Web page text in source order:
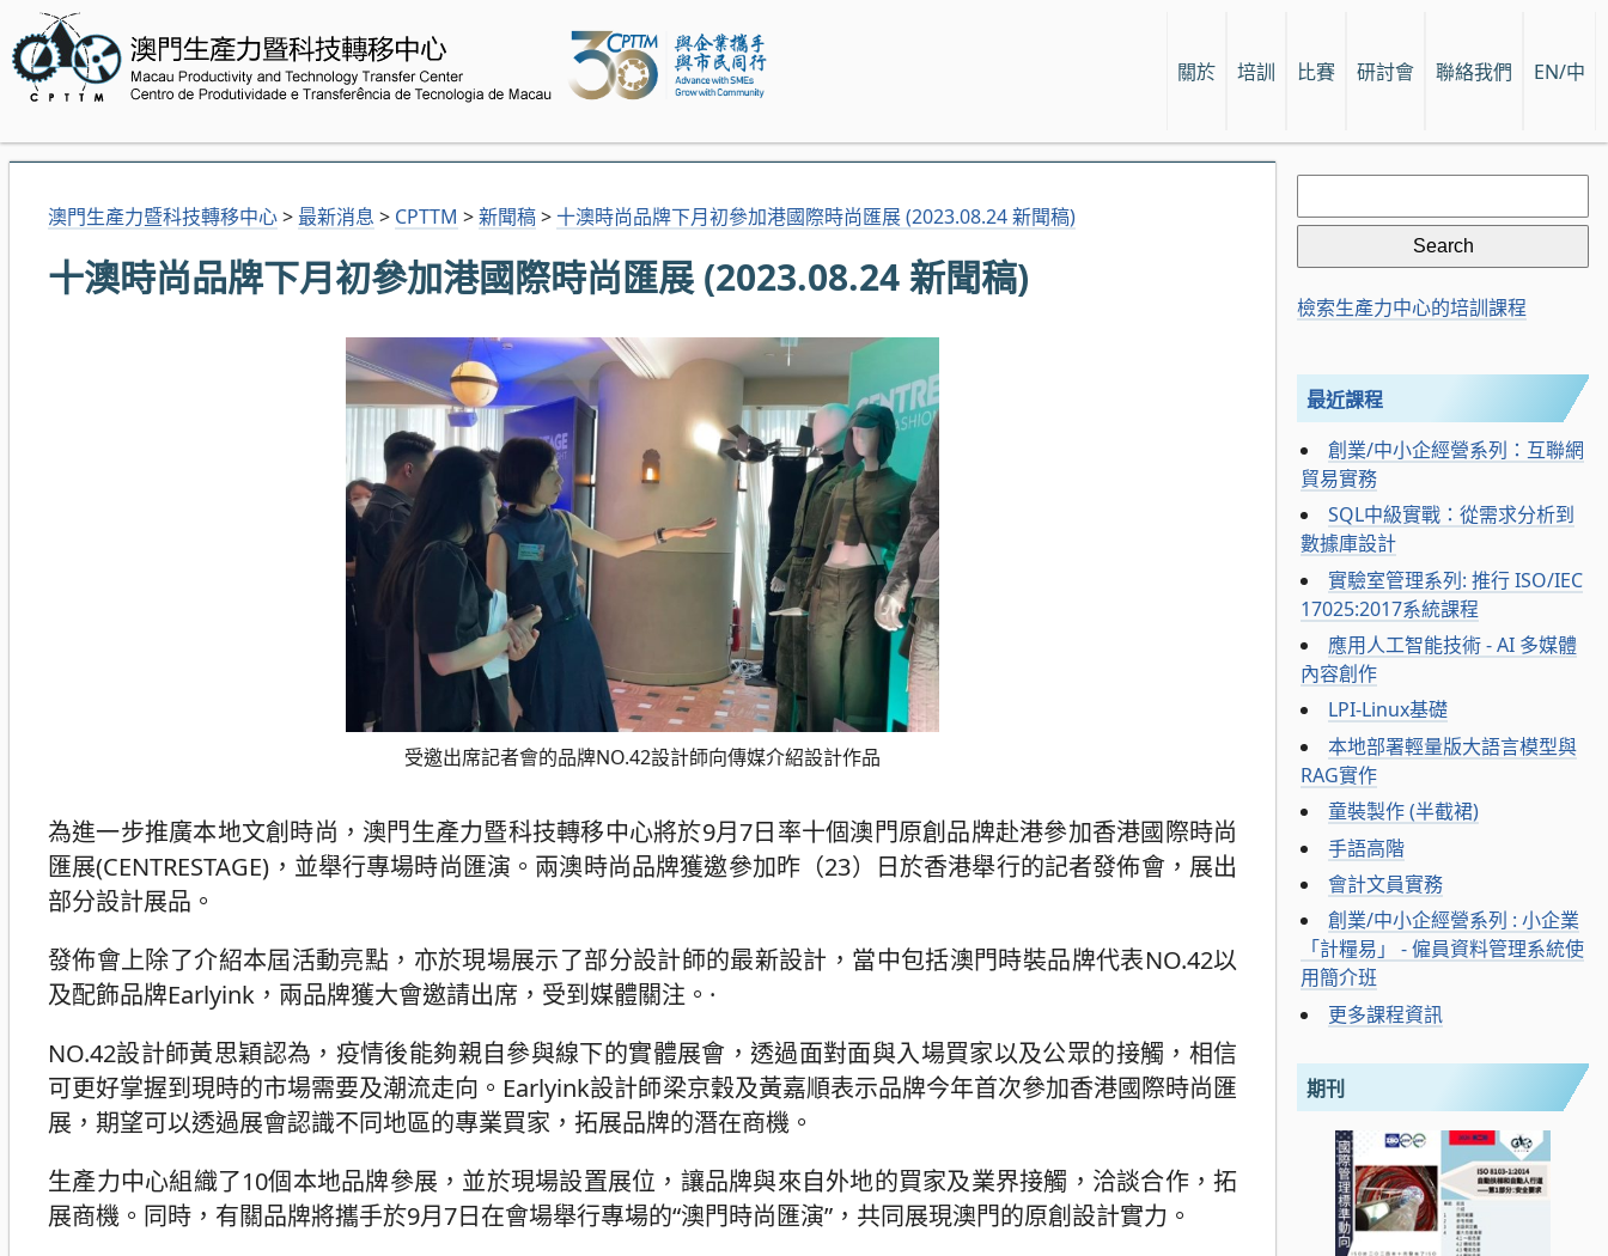
關於 培訓 比賽 研討會 聯絡我們 EN/中
澳門生產力暨科技轉移中心> 最新消息 > CPTTM >新聞稿>十澳時尚品牌下月初參加港國際時尚匯展 (2023.08.24 新聞稿)
十澳時尚品牌下月初參加港國際時尚匯展 (2023.08.24 新聞稿)
受邀出席記者會的品牌NO.42設計師向傳媒介紹設計作品
為進一步推廣本地文創時尚，澳門生產力暨科技轉移中心將於9月7日率十個澳門原創品牌赴港參加香港國際時尚
匯展(CENTRESTAGE)，並舉行專場時尚匯演。兩澳時尚品牌獲邀參加昨（23）日於香港舉行的記者發佈會，展出
部分設計展品。
發佈會上除了介紹本屆活動亮點，亦於現場展示了部分設計師的最新設計，當中包括澳門時裝品牌代表NO.42以
及配飾品牌Earlyink，兩品牌獲大會邀請出席，受到媒體關注。·
NO.42設計師黃思穎認為，疫情後能夠親自參與線下的實體展會，透過面對面與入場買家以及公眾的接觸，相信
可更好掌握到現時的市場需要及潮流走向。Earlyink設計師梁京穀及黃嘉順表示品牌今年首次參加香港國際時尚匯
展，期望可以透過展會認識不同地區的專業買家，拓展品牌的潛在商機。
生產力中心組織了10個本地品牌參展，並於現場設置展位，讓品牌與來自外地的買家及業界接觸，洽談合作，拓
展商機。同時，有關品牌將攜手於9月7日在會場舉行專場的“澳門時尚匯演”，共同展現澳門的原創設計實力。
Search
for:
檢索生產力中心的培訓課程
最近課程
創業/中小企經營系列：互聯網
貿易實務
SQL中級實戰：從需求分析到
數據庫設計
實驗室管理系列: 推行 ISO/IEC
17025:2017系統課程
應用人工智能技術 - AI 多媒體
內容創作
LPI-Linux基礎
本地部署輕量版大語言模型與
RAG實作
童裝製作 (半截裙)
手語高階
會計文員實務
創業/中小企經營系列 : 小企業
「計糧易」 - 僱員資料管理系統使
用簡介班
更多課程資訊
期刊